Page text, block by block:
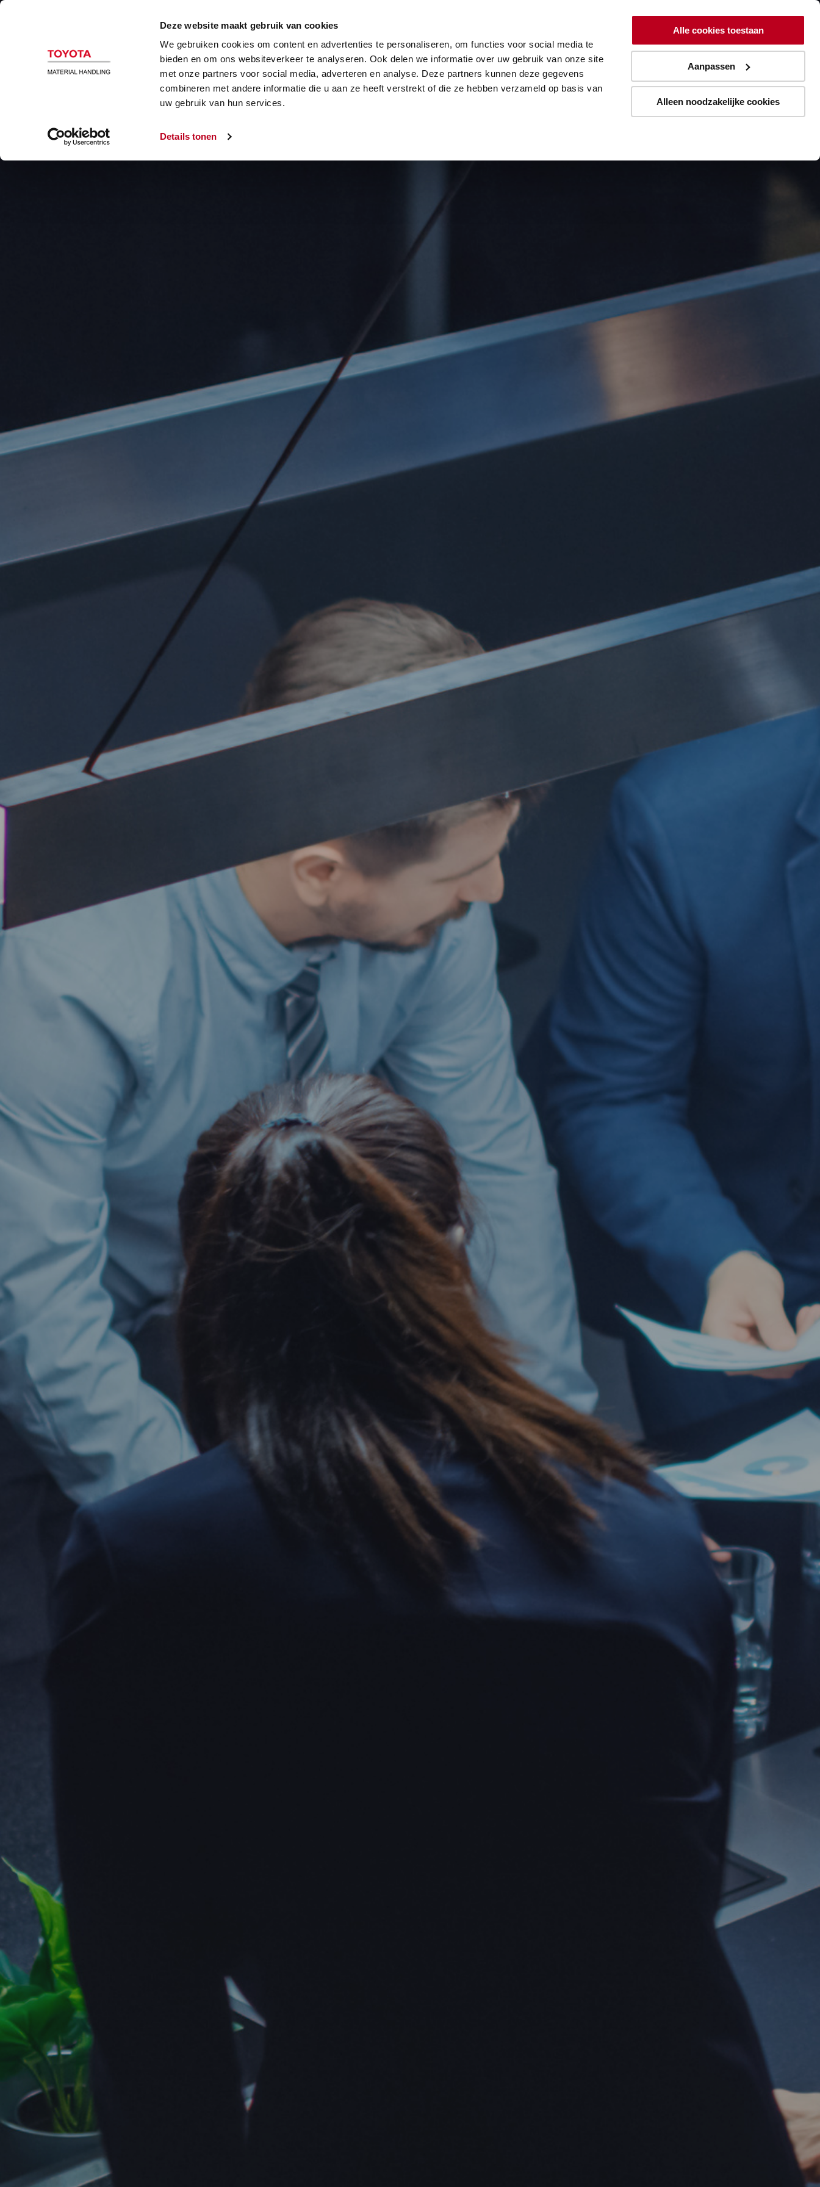
Deze website maakt gebruik van cookies
We gebruiken cookies om content en advertenties te personaliseren, om functies voor social media te
bieden en om ons websiteverkeer te analyseren. Ook delen we informatie over uw gebruik van onze site
met onze partners voor social media, adverteren en analyse. Deze partners kunnen deze gegevens
combineren met andere informatie die u aan ze heeft verstrekt of die ze hebben verzameld op basis van
uw gebruik van hun services.
Details tonen
Alle cookies toestaan
Aanpassen
Alleen noodzakelijke cookies
Blog Veiligheid Over
Aanmelden blogupdates